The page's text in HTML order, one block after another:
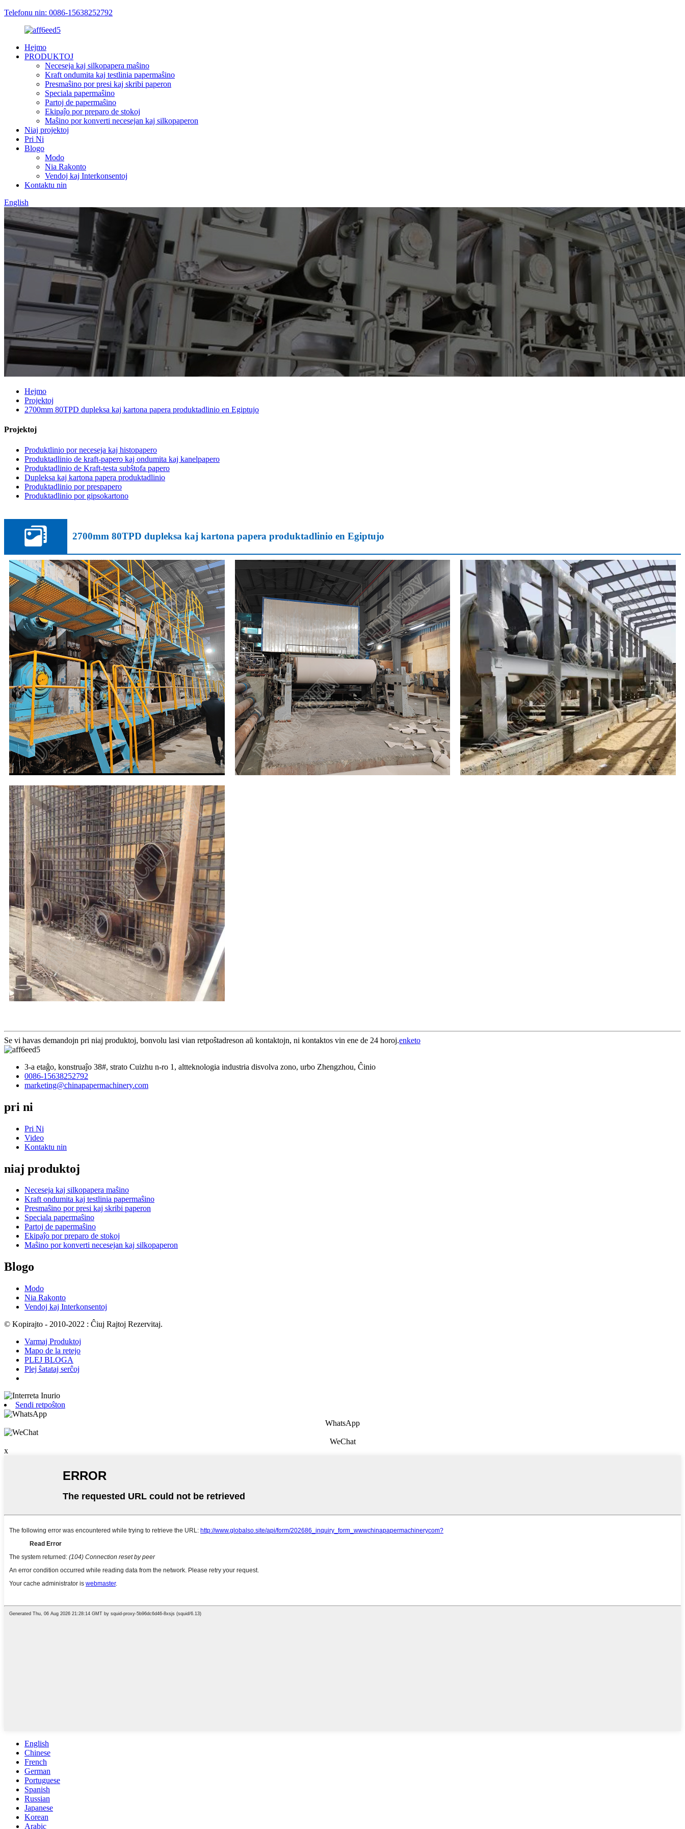
Telefonu nin: 0086-15638252792
Hejmo
PRODUKTOJ
Neceseja kaj silkopapera maŝino
Kraft ondumita kaj testlinia papermaŝino
Presmaŝino por presi kaj skribi paperon
Speciala papermaŝino
Partoj de papermaŝino
Ekipaĵo por preparo de stokoj
Maŝino por konverti necesejan kaj silkopaperon
Niaj projektoj
Pri Ni
Blogo
Modo
Nia Rakonto
Vendoj kaj Interkonsentoj
Kontaktu nin
English
Hejmo
Projektoj
2700mm 80TPD dupleksa kaj kartona papera produktadlinio en Egiptujo
Projektoj
Produktlinio por neceseja kaj histopapero
Produktadlinio de kraft-papero kaj ondumita kaj kanelpapero
Produktadlinio de Kraft-testa subŝtofa papero
Dupleksa kaj kartona papera produktadlinio
Produktadlinio por prespapero
Produktadlinio por gipsokartono
2700mm 80TPD dupleksa kaj kartona papera produktadlinio en Egiptujo
Se vi havas demandojn pri niaj produktoj, bonvolu lasi vian retpoŝtadreson aŭ kontaktojn, ni kontaktos vin ene de 24 horoj.enketo
3-a etaĝo, konstruaĵo 38#, strato Cuizhu n-ro 1, altteknologia industria disvolva zono, urbo Zhengzhou, Ĉinio
0086-15638252792
marketing@chinapapermachinery.com
pri ni
Pri Ni
Video
Kontaktu nin
niaj produktoj
Neceseja kaj silkopapera maŝino
Kraft ondumita kaj testlinia papermaŝino
Presmaŝino por presi kaj skribi paperon
Speciala papermaŝino
Partoj de papermaŝino
Ekipaĵo por preparo de stokoj
Maŝino por konverti necesejan kaj silkopaperon
Blogo
Modo
Nia Rakonto
Vendoj kaj Interkonsentoj
© Kopirajto - 2010-2022 : Ĉiuj Rajtoj Rezervitaj.
Varmaj Produktoj
Mapo de la retejo
PLEJ BLOGA
Plej ŝatataj serĉoj
Sendi retpoŝton
WhatsApp
WeChat
x
English
Chinese
French
German
Portuguese
Spanish
Russian
Japanese
Korean
Arabic